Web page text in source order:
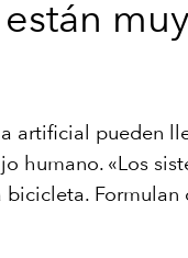
pueden
humano. «Los